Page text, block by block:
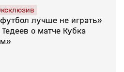
лучше не играть»
о матче Кубка